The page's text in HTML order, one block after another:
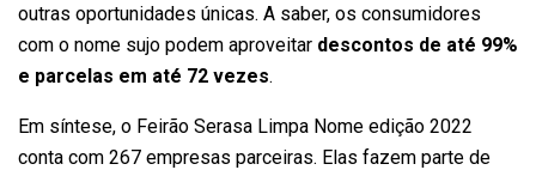
outras oportunidades únicas. A saber, os consumidores
com o nome sujo podem aproveitar descontos de até 99%
e parcelas em até 72 vezes.
Em síntese, o Feirão Serasa Limpa Nome edição 2022
conta com 267 empresas parceiras. Elas fazem parte de